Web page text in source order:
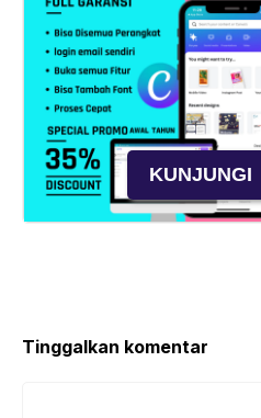
KUNJUNGI
Tinggalkan komentar